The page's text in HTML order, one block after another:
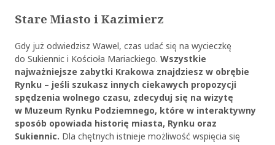
Stare Miasto i Kazimierz
Gdy już odwiedzisz Wawel, czas udać się na wycieczkę
do Sukiennic i Kościoła Mariackiego. Wszystkie
najważniejsze zabytki Krakowa znajdziesz w obrębie
Rynku – jeśli szukasz innych ciekawych propozycji
spędzenia wolnego czasu, zdecyduj się na wizytę
w Muzeum Rynku Podziemnego, które w interaktywny
sposób opowiada historię miasta, Rynku oraz
Sukiennic. Dla chętnych istnieje możliwość wspięcia się